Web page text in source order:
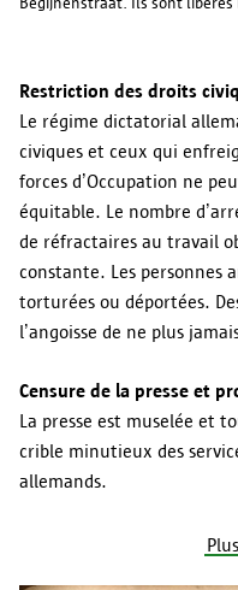
Restriction des droits
Le régime dictatorial
civiques et ceux qui
forces d’Occupation ne
équitable. Le nombre
de réfractaires au travail
constante. Les personnes
torturées ou déportées.
l’angoisse de ne plus
Censure de la presse et
La presse est muselée et
crible minutieux des
allemands.